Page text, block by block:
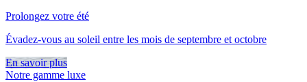
Prolongez votre été
Évadez-vous au soleil entre les mois de septembre et octobre
En savoir plus
Notre gamme luxe